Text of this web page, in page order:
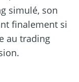
simulé, son
finalement si
au trading